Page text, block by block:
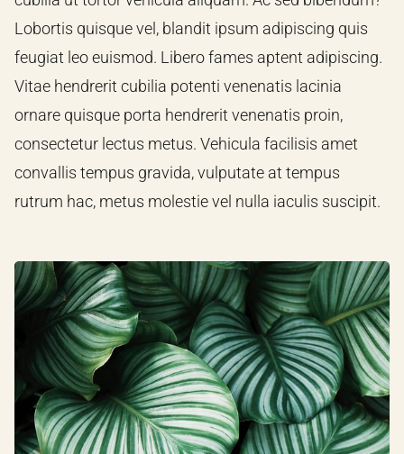
Lobortis quisque vel, blandit ipsum adipiscing quis
feugiat leo euismod. Libero fames aptent adipiscing.
Vitae hendrerit cubilia potenti venenatis lacinia
ornare quisque porta hendrerit venenatis proin,
consectetur lectus metus. Vehicula facilisis amet
convallis tempus gravida, vulputate at tempus
rutrum hac, metus molestie vel nulla iaculis suscipit.